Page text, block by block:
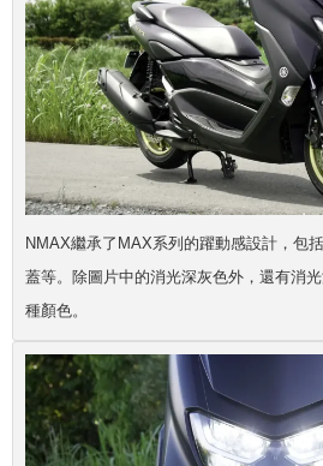
NMAX繼承了MAX系列的躍動感設計，包
蓋等。除圖片中的消光深灰色外，還有消
種顏色。